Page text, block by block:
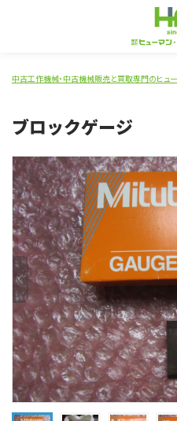
中古工作機械・中古機械販売と買取専門のヒュー
ブロックゲージ